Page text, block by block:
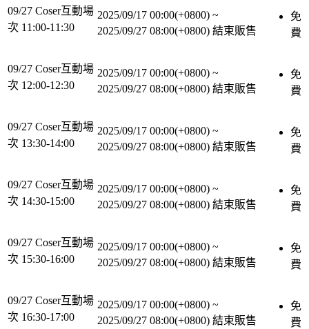
09/27 Coser互動場
次 11:00-11:30
2025/09/17 00:00(+0800) ~
2025/09/27 08:00(+0800) 結束販售
免
費
09/27 Coser互動場
次 12:00-12:30
2025/09/17 00:00(+0800) ~
2025/09/27 08:00(+0800) 結束販售
免
費
09/27 Coser互動場
次 13:30-14:00
2025/09/17 00:00(+0800) ~
2025/09/27 08:00(+0800) 結束販售
免
費
09/27 Coser互動場
次 14:30-15:00
2025/09/17 00:00(+0800) ~
2025/09/27 08:00(+0800) 結束販售
免
費
09/27 Coser互動場
次 15:30-16:00
2025/09/17 00:00(+0800) ~
2025/09/27 08:00(+0800) 結束販售
免
費
09/27 Coser互動場
次 16:30-17:00
2025/09/17 00:00(+0800) ~
2025/09/27 08:00(+0800) 結束販售
免
費